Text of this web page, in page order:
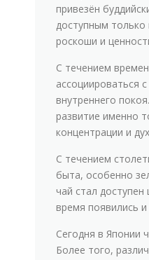
привезён
доступным
роскоши и
С течением
ассоциироваться
внутреннего
развитие именно
концентрации и
С течением
быта, особенно
чай стал
время появились
Сегодня в Японии
Более того,